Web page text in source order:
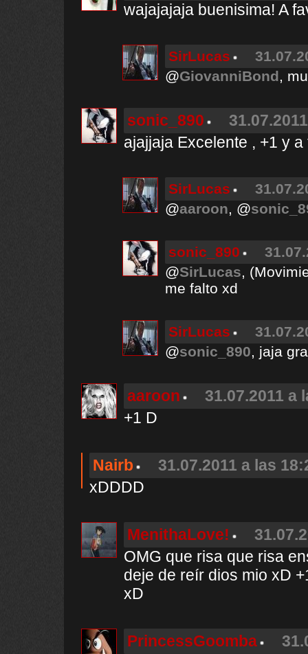
wajajajaja buenisima! A
SirLucas
@GiovanniBond,
sonic_890
ajajjaja Excelente , +1 y
SirLucas
@aaroon, @
sonic_890
@SirLucas,
me falto xd
SirLucas
@sonic_890, jaja
aaroon
31.07.2011 a
+1 D
Nairb
31.07.2011 a las
xDDDD
MenithaLove!
OMG que risa que risa
deje de reír dios mio xD
xD
PrincessGoomba